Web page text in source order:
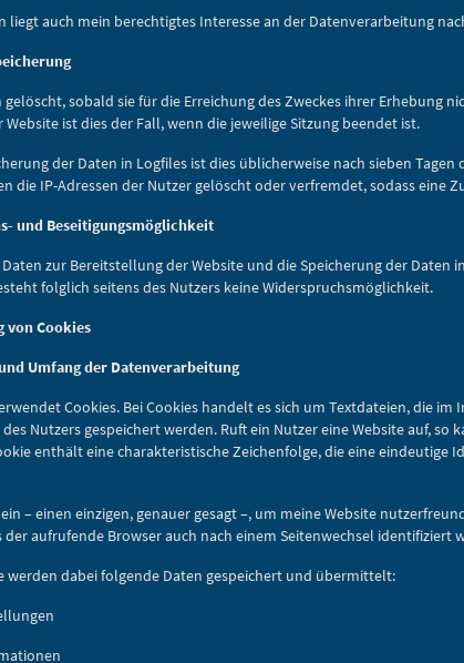
liegt auch mein berechtigtes Interesse an der Datenverarbeitung
gelöscht, sobald sie für die Erreichung des Zweckes ihrer Erhebung
ist dies der Fall, wenn die jeweilige Sitzung beendet ist.
der Daten in Logfiles ist dies üblicherweise nach sieben
die IP-Adressen der Nutzer gelöscht oder verfremdet, sodass
und Beseitigungsmöglichkeit
Daten zur Bereitstellung der Website und die Speicherung der
folglich seitens des Nutzers keine Widerspruchsmöglichkeit.
Cookies
Umfang der Datenverarbeitung
Cookies. Bei Cookies handelt es sich um Textdateien, die
Nutzers gespeichert werden. Ruft ein Nutzer eine Website auf,
enthält eine charakteristische Zeichenfolge, die eine eindeutige
– einen einzigen, genauer gesagt –, um meine Website
der aufrufende Browser auch nach einem Seitenwechsel identifiziert
werden dabei folgende Daten gespeichert und übermittelt: